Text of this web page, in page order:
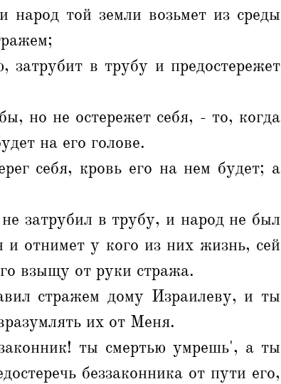
той земли возьмет из среды
в трубу и предостережет
но не остережет себя, - то, когда
на его голове.
себя, кровь его на нем будет; а
затрубил в трубу, и народ не был
и отнимет у кого из них жизнь, сей
взыщу от руки стража.
стражем дому Израилеву, и ты
их от Меня.
ты смертью умрешь', а ты
беззаконника от пути его,